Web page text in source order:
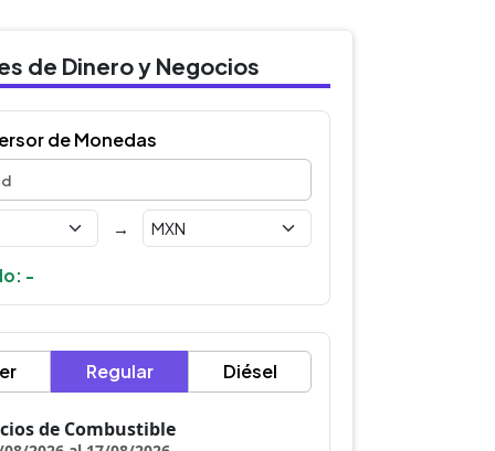
de Dinero y Negocios
de Monedas
→
-
Regular Diésel